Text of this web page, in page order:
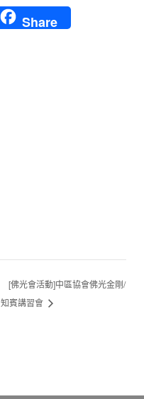
Share
[佛光會活動]中區協會佛光金剛/
知賓講習會